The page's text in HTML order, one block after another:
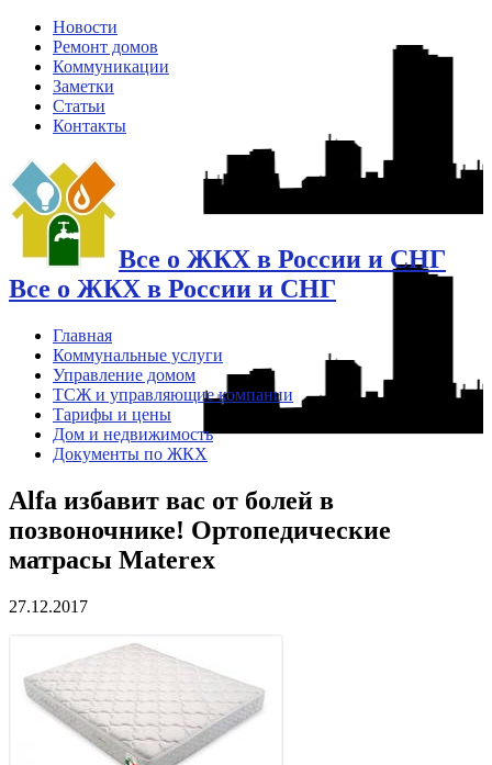
Новости
Ремонт домов
Коммуникации
Заметки
Статьи
Контакты
Все о ЖКХ в России и СНГ
Все о ЖКХ в России и СНГ
Главная
Коммунальные услуги
Управление домом
ТСЖ и управляющие компании
Тарифы и цены
Дом и недвижимость
Документы по ЖКХ
Alfa избавит вас от болей в
позвоночнике! Ортопедические
матрасы Materex
27.12.2017